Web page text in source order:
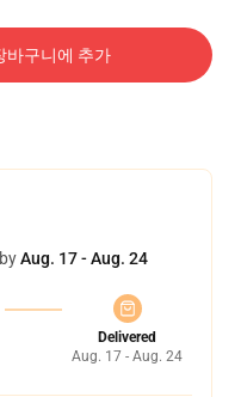
바구니에 추가
Aug. 17 - Aug. 24
Delivered
Aug. 17 - Aug. 24